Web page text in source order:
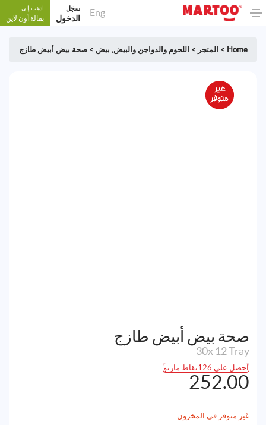
Eng سجَل
الدخول
اذهب إلى
بقالة أون لاين
Home
> المتجر > اللحوم والدواجن والبيض, بيض > صحة بيض أبيض طازج
صحة بيض أبيض طازج
30x 12 Tray
احصل على 126نقاط مارتو
252.00
غير متوفر في المخزون